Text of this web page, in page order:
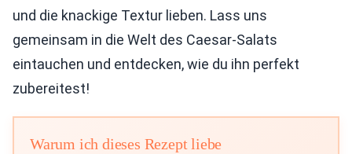
und die knackige Textur lieben. Lass uns
gemeinsam in die Welt des Caesar-Salats
eintauchen und entdecken, wie du ihn perfekt
zubereitest!
Warum ich dieses Rezept liebe